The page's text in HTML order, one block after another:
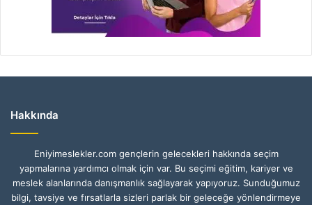
Hakkında
Eniyimeslekler.com gençlerin gelecekleri hakkında seçim
yapmalarına yardımcı olmak için var. Bu seçimi eğitim, kariyer ve
meslek alanlarında danışmanlık sağlayarak yapıyoruz. Sunduğumuz
bilgi, tavsiye ve fırsatlarla sizleri parlak bir geleceğe yönlendirmeye